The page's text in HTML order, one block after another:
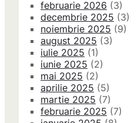
februarie 2026 (3)
decembrie 2025 (3)
noiembrie 2025 (9)
august 2025 (3)
iulie 2025 (1)
iunie 2025 (2)
mai 2025 (2)
aprilie 2025 (5)
martie 2025 (7)
februarie 2025 (7)